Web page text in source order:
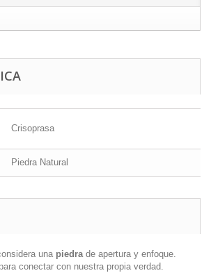
Crisoprasa
Piedra Natural
una piedrade apertura y enfoque.
conectar con nuestra propia verdad.